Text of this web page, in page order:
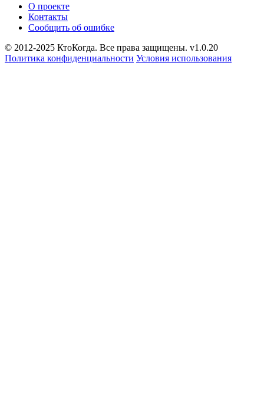
О проекте
Контакты
Сообщить об ошибке
© 2012-2025 КтоКогда. Все права защищены. v1.0.20
Политика конфиденциальности Условия использования